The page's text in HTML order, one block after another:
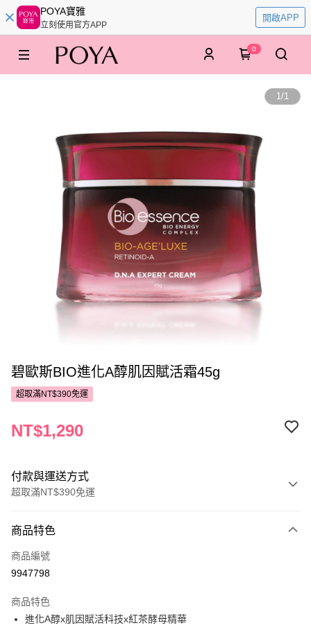
POYA寶雅
立刻使用官方APP
開啟APP
0
1/1
碧歐斯BIO進化A醇肌因賦活霜45g
超取滿NT$390免運
NT$1,290
付款與運送方式
超取滿NT$390免運
POYA支付
信用卡一次付款
LINE Pay
商品特色
商品編號
9947798
商品特色
進化A醇x肌因賦活科技x紅茶酵母精華